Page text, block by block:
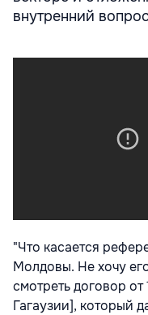
внутренний
"Что касается
Молдовы. Не хочу
смотреть договор
Гагаузии], который